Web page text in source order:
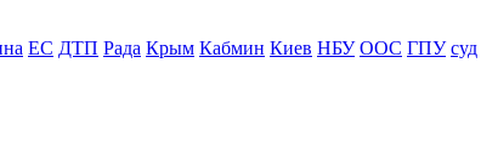
ЕС ДТП Рада Крым Кабмин Киев НБУ ООС ГПУ суд